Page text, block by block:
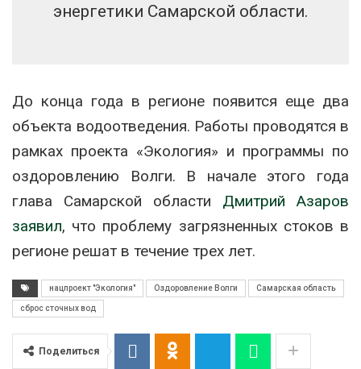
энергетики Самарской области.
До конца года в регионе появится еще два
объекта водоотведения. Работы проводятся в
рамках проекта «Экология» и программы по
оздоровлению Волги. В начале этого года
глава Самарской области Дмитрий Азаров
заявил, что проблему загрязненных стоков в
регионе решат в течение трех лет.
нацпроект "Экология" Оздоровление Волги Самарская область
сброс сточных вод
Поделиться